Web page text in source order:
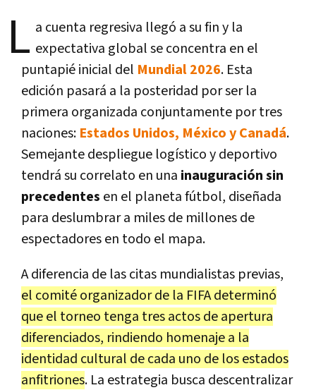
L a cuenta regresiva llegó a su fin y la
expectativa global se concentra en el
puntapié inicial del Mundial 2026. Esta
edición pasará a la posteridad por ser la
primera organizada conjuntamente por tres
naciones: Estados Unidos, México y Canadá.
Semejante despliegue logístico y deportivo
tendrá su correlato en una inauguración sin
precedentes en el planeta fútbol, diseñada
para deslumbrar a miles de millones de
espectadores en todo el mapa.
A diferencia de las citas mundialistas previas,
el comité organizador de la FIFA determinó
que el torneo tenga tres actos de apertura
diferenciados, rindiendo homenaje a la
identidad cultural de cada uno de los estados
anfitriones. La estrategia busca descentralizar